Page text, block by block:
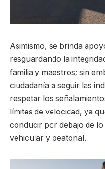
Asimismo, se brinda
resguardando la
familia y maestros; sin
ciudadanía a seguir las
respetar los
límites de velocidad, ya
conducir por debajo de
vehicular y peatonal.